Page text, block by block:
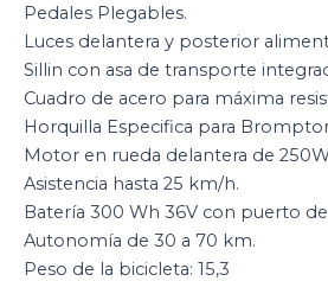
Pedales Plegables.
Luces delantera y posterior
Sillin con asa de transporte
Cuadro de acero para máxima
Horquilla Especifica para
Motor en rueda delantera de
Asistencia hasta 25 km/h.
Batería 300 Wh 36V con puerto de
Autonomía de 30 a 70 km.
Peso de la bicicleta: 15,3